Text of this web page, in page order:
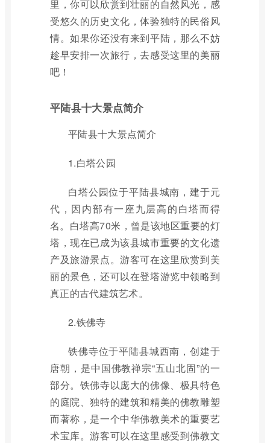
里，你可以欣赏到壮丽的自然风光，感
受悠久的历史文化，体验独特的民俗风
情。如果你还没有来到平陆，那么不妨
趁早安排一次旅行，去感受这里的美丽
吧！
平陆县十大景点简介
平陆县十大景点简介
1.白塔公园
白塔公园位于平陆县城南，建于元
代，因内部有一座九层高的白塔而得
名。白塔高70米，曾是该地区重要的灯
塔，现在已成为该县城市重要的文化遗
产及旅游景点。游客可在这里欣赏到美
丽的景色，还可以在登塔游览中领略到
真正的古代建筑艺术。
2.铁佛寺
铁佛寺位于平陆县城西南，创建于
唐朝，是中国佛教禅宗“五山北固”的一
部分。铁佛寺以庞大的佛像、极具特色
的庭院、独特的建筑和精美的佛教雕塑
而著称，是一个中华佛教美术的重要艺
术宝库。游客可以在这里感受到佛教文